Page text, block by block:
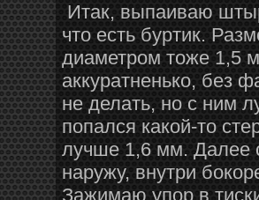
Итак, выпаиваю
что есть буртик.
диаметром тоже 1,5
аккуратненько, без
не делать, но с ним
попался какой-то
лучше 1,6 мм. Далее
наружу, внутри
Зажимаю упор в